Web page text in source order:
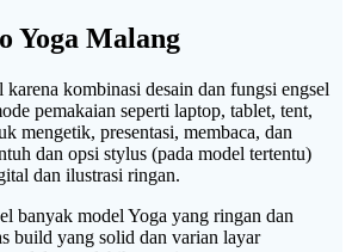
Yoga Malang
kombinasi desain dan fungsi engsel
pemakaian seperti laptop, tablet, tent,
mengetik, presentasi, membaca, dan
dan opsi stylus (pada model tertentu)
dan ilustrasi ringan.
banyak model Yoga yang ringan dan
build yang solid dan varian layar